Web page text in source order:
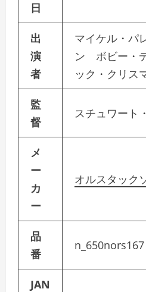
日
出
演
者
マイケル・パ
ン ボビー・
ック・クリス
監
督
スチュワート
メ
ー
カ
ー
オルスタック
品
番
n_650nors167
JAN